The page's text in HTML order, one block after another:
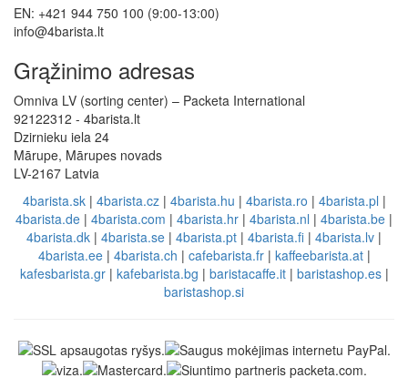
EN: +421 944 750 100 (9:00-13:00)
info@4barista.lt
Grąžinimo adresas
Omniva LV (sorting center) – Packeta International
92122312 - 4barista.lt
Dzirnieku iela 24
Mārupe, Mārupes novads
LV-2167 Latvia
4barista.sk| 4barista.cz| 4barista.hu | 4barista.ro | 4barista.pl |
4barista.de | 4barista.com | 4barista.hr | 4barista.nl | 4barista.be |
4barista.dk | 4barista.se | 4barista.pt | 4barista.fi | 4barista.lv |
4barista.ee| 4barista.ch | cafebarista.fr| kaffeebarista.at|
kafesbarista.gr| kafebarista.bg | baristacaffe.it| baristashop.es|
baristashop.si